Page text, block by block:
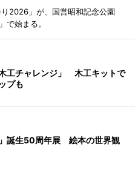
2026」が、国営昭和記念公園
で始まる。
工チャレンジ」 木工キットで
プも
誕生50周年展 絵本の世界観